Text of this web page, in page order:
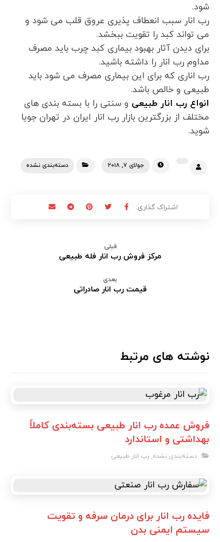
شود.
رب انار سبب انعطاف پذیری عروق قلب می شود و
می تواند کبد را تقویت ببخشد.
برای دیدن آثار بهبود بیماری کبد چرب باید مصرف
مداوم رب انار را داشته باشید.
رب اناری که برای این بیماری مصرف می شود باید
طبیعی و خالص باشد.
انواع رب انار طبیعی و سنتی را با بسته بندی های
مختلف از بزرگترین بازار رب انار ایران در تهران جویا
شوید.
جولای ۷, ۲۰۱۸ دسته‌بندی نشده
قبلی
مرکز فروش رب انار فله طبیعی
بعدی
قیمت رب انار صادراتی
نوشته های مرتبط
فروش عمده رب انار طبیعی بسته‌بندی کاملاً
بهداشتی و استاندارد
دسته‌بندی نشده, رب انار طبیعی
فایده رب انار برای درمان سرفه و تقویت
سیستم ایمنی بدن